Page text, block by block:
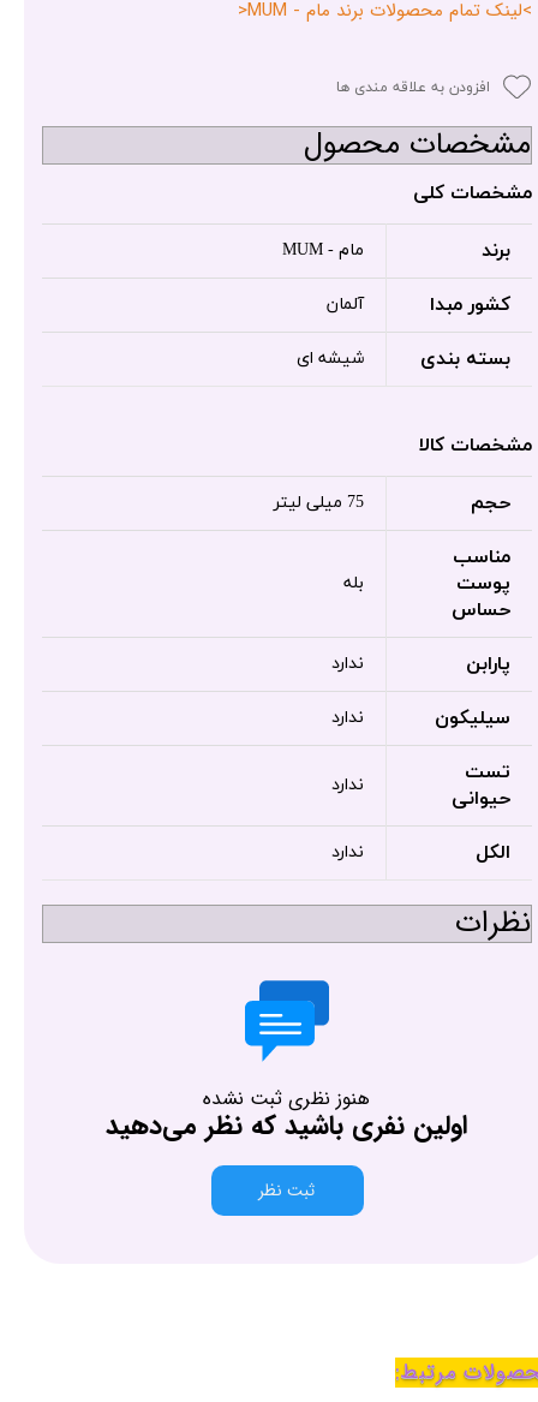
>لینک تمام محصولات برند مام - MUM<
افزودن به علاقه مندی ها
مشخصات محصول
مشخصات کلی
برند مام - MUM
کشور مبدا آلمان
بسته بندی شیشه ای
مشخصات کالا
حجم 75 میلی لیتر
مناسب
پوست
حساس
بله
پارابن ندارد
سیلیکون ندارد
تست
حیوانی
ندارد
الکل ندارد
نظرات
هنوز نظری ثبت نشده
اولین نفری باشید که نظر می‌دهید
ثبت نظر
مرتبط: